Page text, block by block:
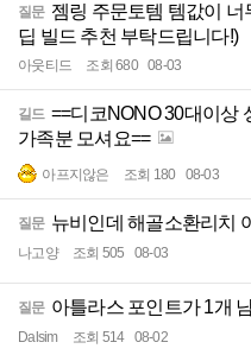
질문 젬링 주문토템 템값이 너
딥 빌드 추천 부탁드립니다!)
아웃티드 조회 680 08-03
길드 ==디코NONO 30대이상
가족분 모셔요==
아프지않은 조회 180 08-03
질문 뉴비인데 해골소환리치
나고양 조회 505 08-03
질문 아틀라스 포인트가 1개
Dalsim 조회 514 08-02